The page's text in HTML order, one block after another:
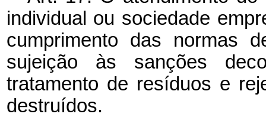
individual ou sociedade
cumprimento das normas
sujeição às sanções
tratamento de resíduos e
destruídos.